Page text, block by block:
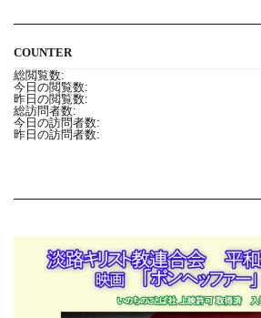
COUNTER
総閲覧数:
今日の閲覧数:
昨日の閲覧数:
総訪問者数:
今日の訪問者数:
昨日の訪問者数: